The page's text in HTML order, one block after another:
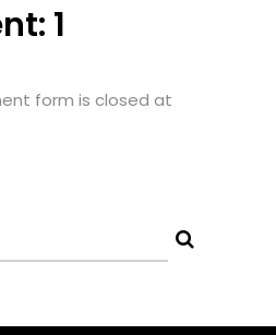
1
form is closed at